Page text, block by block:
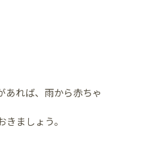
あれば、雨から赤ちゃ
ましょう。